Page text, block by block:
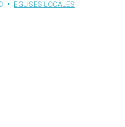
EGLISES LOCALES